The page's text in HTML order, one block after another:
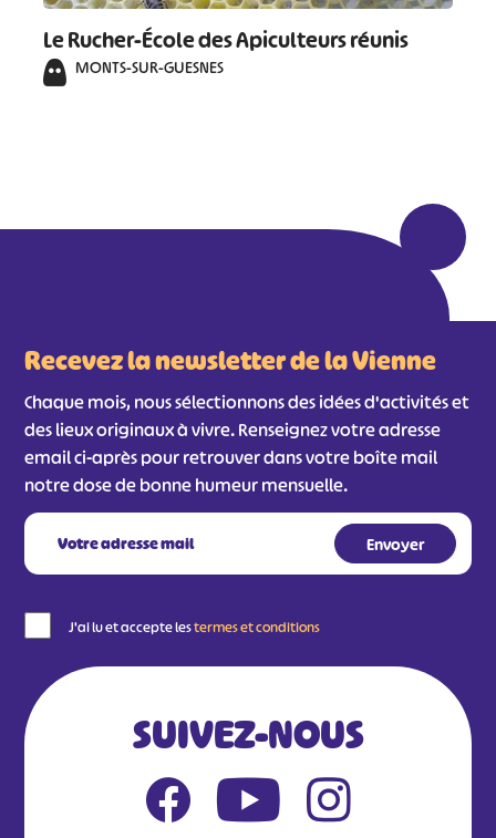
Le Rucher-École des Apiculteurs réunis
MONTS-SUR-GUESNES
Recevez la newsletter de la Vienne
Chaque mois, nous sélectionnons des idées d'activités et
des lieux originaux à vivre. Renseignez votre adresse
email ci-après pour retrouver dans votre boîte mail
notre dose de bonne humeur mensuelle.
J'ai lu et accepte lestermes et conditions
SUIVEZ-NOUS